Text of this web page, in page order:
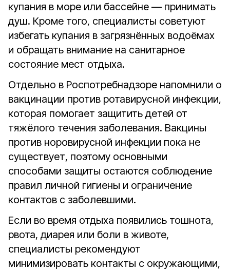
купания в море или бассейне — принимать
душ. Кроме того, специалисты советуют
избегать купания в загрязнённых водоёмах
и обращать внимание на санитарное
состояние мест отдыха.
Отдельно в Роспотребнадзоре напомнили о
вакцинации против ротавирусной инфекции,
которая помогает защитить детей от
тяжёлого течения заболевания. Вакцины
против норовирусной инфекции пока не
существует, поэтому основными
способами защиты остаются соблюдение
правил личной гигиены и ограничение
контактов с заболевшими.
Если во время отдыха появились тошнота,
рвота, диарея или боли в животе,
специалисты рекомендуют
минимизировать контакты с окружающими,